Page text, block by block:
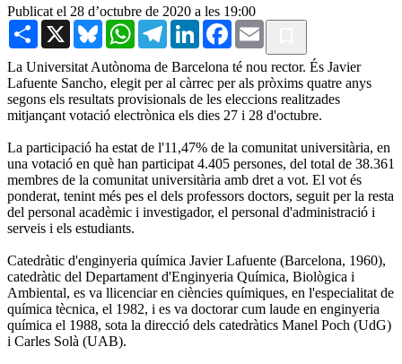
Publicat el 28 d’octubre de 2020 a les 19:00
Share X BlueskyWhatsAppTelegramLinkedInFacebook
Email
La Universitat Autònoma de Barcelona té nou rector. És Javier
Lafuente Sancho, elegit per al càrrec per als pròxims quatre anys
segons els resultats provisionals de les eleccions realitzades
mitjançant votació electrònica els dies 27 i 28 d'octubre.
La participació ha estat de l'11,47% de la comunitat universitària, en
una votació en què han participat 4.405 persones, del total de 38.361
membres de la comunitat universitària amb dret a vot. El vot és
ponderat, tenint més pes el dels professors doctors, seguit per la resta
del personal acadèmic i investigador, el personal d'administració i
serveis i els estudiants.
Catedràtic d'enginyeria química Javier Lafuente (Barcelona, 1960),
catedràtic del Departament d'Enginyeria Química, Biològica i
Ambiental, es va llicenciar en ciències químiques, en l'especialitat de
química tècnica, el 1982, i es va doctorar cum laude en enginyeria
química el 1988, sota la direcció dels catedràtics Manel Poch (UdG)
i Carles Solà (UAB).